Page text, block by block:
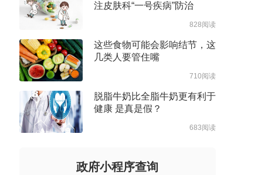
注皮肤科“一号疾病”防治
828阅读
这些食物可能会影响结节，这
几类人要管住嘴
710阅读
脱脂牛奶比全脂牛奶更有利于
健康 是真是假？
683阅读
政府小程序查询